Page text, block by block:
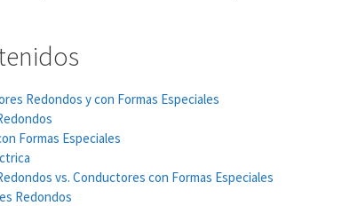
Redondos y con Formas Especiales
Formas Especiales
vs. Conductores con Formas Especiales
Redondos